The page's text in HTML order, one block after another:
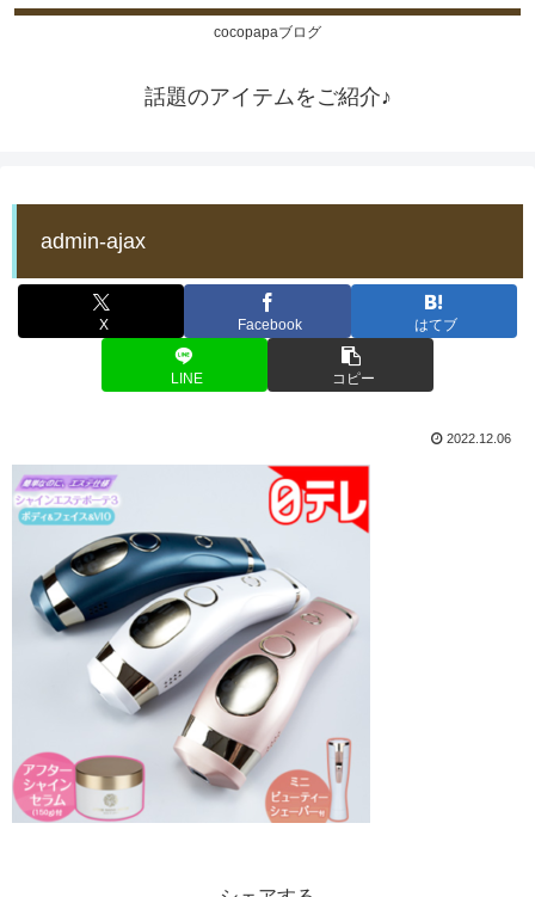
cocopapaブログ
話題のアイテムをご紹介♪
admin-ajax
X Facebook はてブ
LINE コピー
2022.12.06